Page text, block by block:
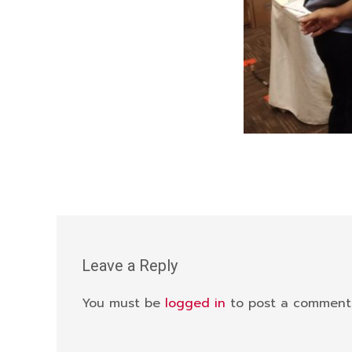
Leave a Reply
You must be logged in to post a